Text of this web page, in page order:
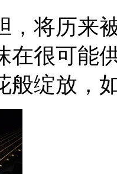
，将历来
在很可能
般绽放